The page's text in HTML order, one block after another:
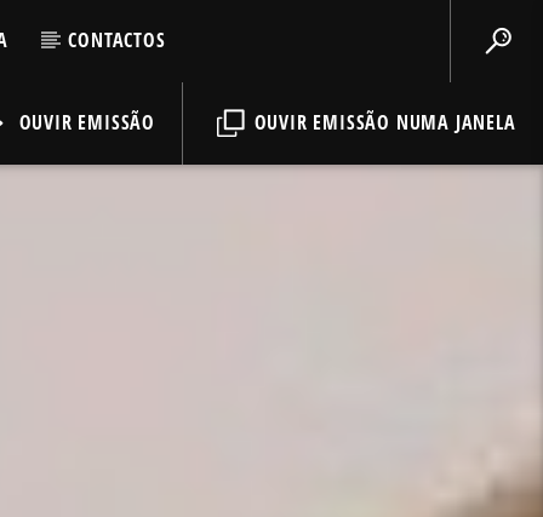
CONTACTOS
OUVIR EMISSÃO NUMA JANELA
OUVIR EMISSÃO